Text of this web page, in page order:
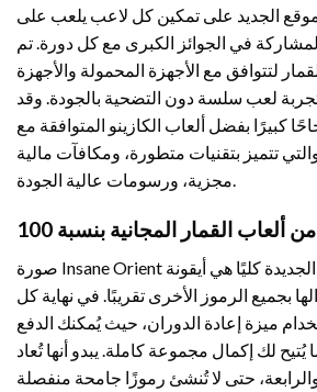
الجديد على تمكين كل لاعب يلعب على
في الجوائز الكبرى مع كل دورة. تم
لتتوافق مع الأجهزة المحمولة والأجهزة
لعب سلسة دون التضحية بالجودة. وقد
كبيرًا بفضل ألعاب الكازينو المتوافقة مع
تتميز بتقنيات متطورة، ومكافآت مالية
مجزية، ورسومات عالية الجودة.
صورة Insane Orient الجديدة كليًا هي أيقونة Nuts، وهي تُكمل
بجميع الرموز الأخرى تقريبًا. في نهاية كل
ميزة إعادة الدوران، حيث يُمكنك الدفع
يُتيح لك إكمال مجموعة كاملة. يبدو أنها تُعاد
والرابعة، حتى لا تُنشئ رموزًا جامحة منفصلة